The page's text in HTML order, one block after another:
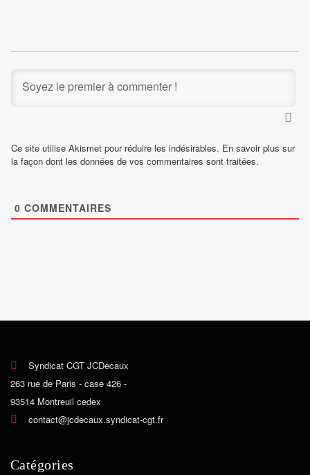
Ce site utilise Akismet pour réduire les indésirables. En savoir plus sur
la façon dont les données de vos commentaires sont traitées.
0 COMMENTAIRES
Syndicat CGT JCDecaux
263 rue de Paris - case 426 -
93514 Montreuil cedex
contact@jcdecaux.syndicat-cgt.fr
Catégories